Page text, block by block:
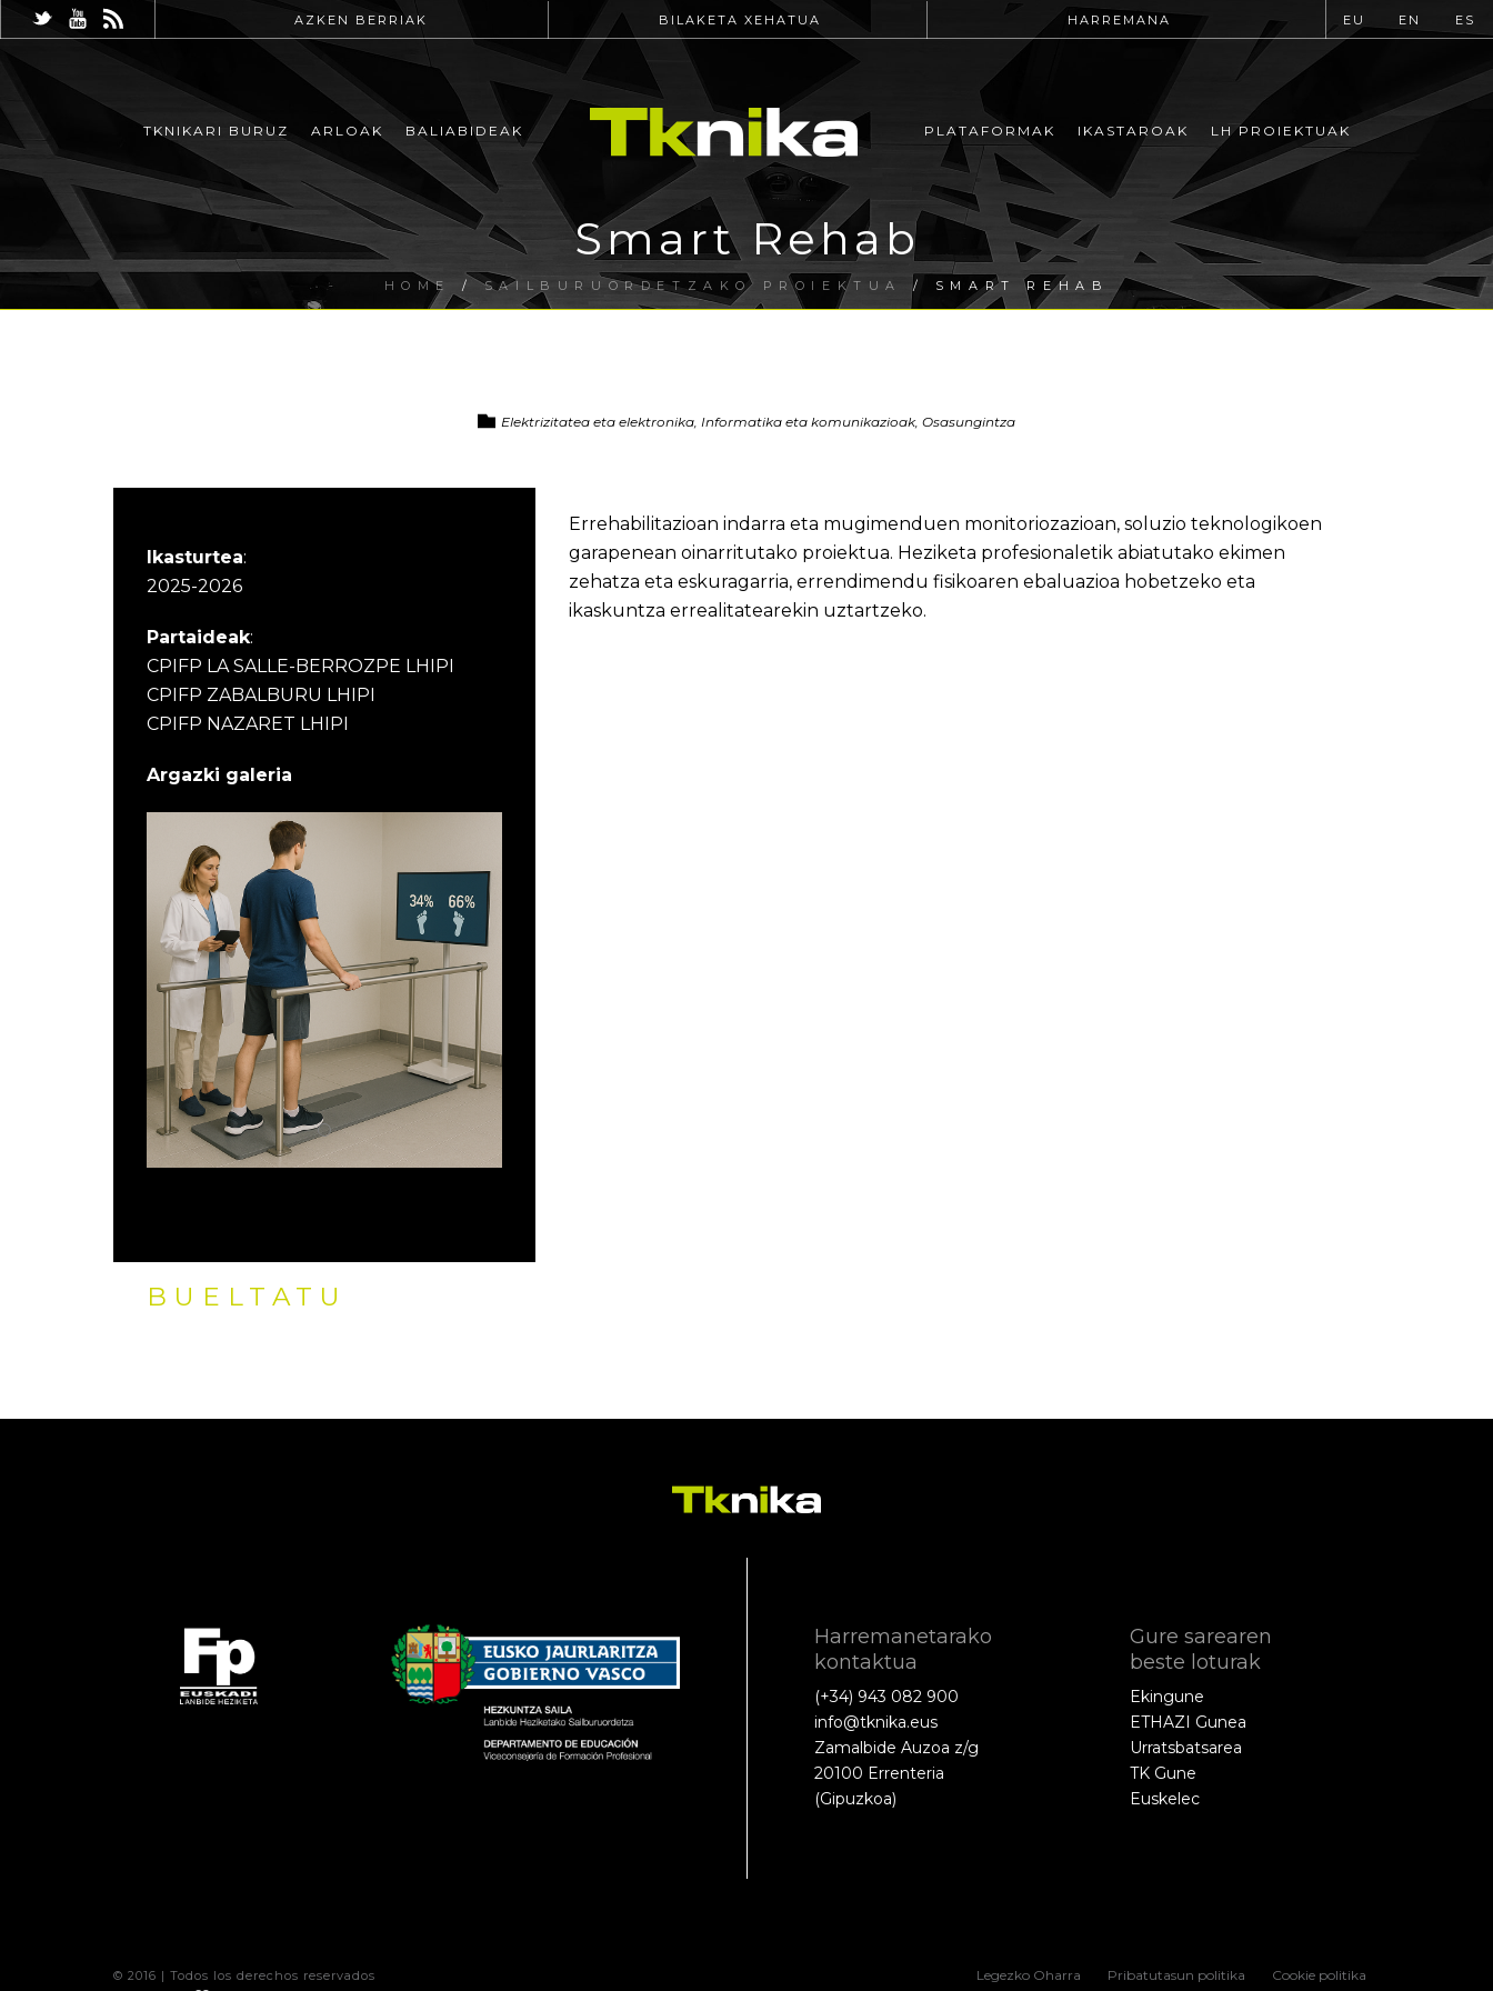
AZKEN BERRIAK BILAKETA XEHATUA HARREMANA EU EN ES
TKNIKARI BURUZ ARLOAK BALIABIDEAK PLATAFORMAK IKASTAROAK LH PROIEKTUAK
Smart Rehab
HOME /SAILBURUORDETZAKO PROIEKTUA / SMART REHAB
Elektrizitatea eta elektronika, Informatika eta komunikazioak, Osasungintza
Ikasturtea:
2025-2026
Partaideak:
CPIFP LA SALLE-BERROZPE LHIPI
CPIFP ZABALBURU LHIPI
CPIFP NAZARET LHIPI
Argazki galeria
Errehabilitazioan indarra eta mugimenduen monitoriozazioan, soluzio teknologikoen
garapenean oinarritutako proiektua. Heziketa profesionaletik abiatutako ekimen
zehatza eta eskuragarria, errendimendu fisikoaren ebaluazioa hobetzeko eta
ikaskuntza errealitatearekin uztartzeko.
BUELTATU
Harremanetarako
kontaktua
(+34) 943 082 900
info@tknika.eus
Zamalbide Auzoa z/g
20100 Errenteria
(Gipuzkoa)
Gure sarearen
beste loturak
Ekingune
ETHAZI Gunea
Urratsbatsarea
TK Gune
Euskelec
© 2016 | Todos los derechos reservados
Legezko Oharra Pribatutasun politika Cookie politika